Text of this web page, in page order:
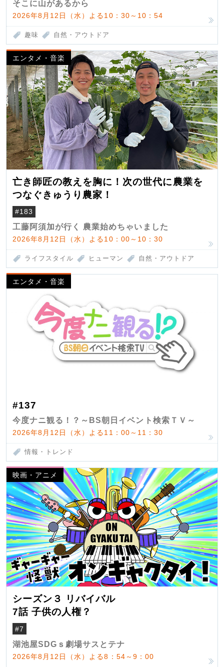
そこに山があるから
2026年8月12日（水）よる10：30～10：54
趣味 自然・アウトドア
エンタメ・音楽
亡き師匠の教えを胸に！次の世代に農業を
つなぐきゅうり農家！
#183
工藤阿須加が行く 農業始めちゃいました
2026年8月12日（水）よる10：00～10：30
ライフスタイル ヒューマン 自然・アウトドア
エンタメ・音楽
#137
今度ナニ観る！？～BS朝日イベント検索ＴＶ～
2026年8月12日（水）よる11：00～11：30
情報・トレンド
映画・アニメ
シーズン３ リバイバル
7話 子供の人権？
#7
湖池屋SDGｓ劇場サスとテナ
2026年8月12日（水）よる8：54～9：00